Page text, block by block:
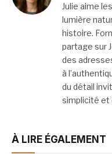
Julie aime
lumière
histoire.
partage sur
des
à
du détail
simplicité et
À LIRE ÉGALEMENT